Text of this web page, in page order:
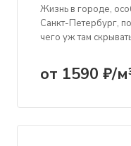
Жизнь в городе,
Санкт-Петербург,
чего уж там
от 1590 ₽/